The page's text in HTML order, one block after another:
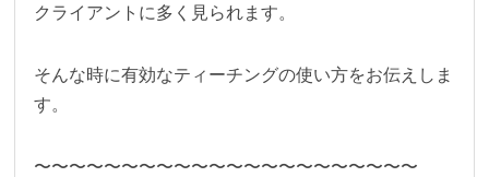
クライアントに多く見られます。
そんな時に有効なティーチングの使い方をお伝えしま
す。
〜〜〜〜〜〜〜〜〜〜〜〜〜〜〜〜〜〜〜〜〜〜